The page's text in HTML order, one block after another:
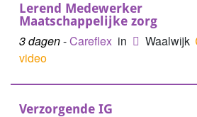
Lerend Medewerker
Maatschappelijke zorg
3 dagen-Careflex in
Waalwijk
video
Verzorgende IG